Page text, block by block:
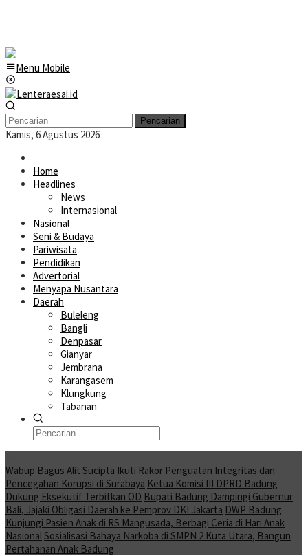
Menu Mobile
Pencarian
Kamis, 6 Agustus 2026
Home
Headlines
News
Internasional
Nasional
Seni & Budaya
Pariwisata
Pendidikan
Advertorial
Menyapa Nusantara
Daerah
Buleleng
Bangli
Denpasar
Gianyar
Jembrana
Karangasem
Klungkung
Tabanan
Wabup Bagus Alit Sucipta Ikuti Rakor Penguatan Integritas dan
Pencegahan Korupsi di Surabaya Ketua Komisi III DPRD Badung
Dukung Eksekutif Terbitkan OD Bupati Badung Dampingi Gubernur
Bali, Jajaki Obligasi Daerah ke Pemprov DKI Jakarta DWP Badung
Kunjungi Pasien Anak di RS Mangusada, Berbagi Ceria di Hari Anak
NasionalSosialisasi Bahaya Narkoba di SMPN 2 Kuta Utara, Bangun
Pertahanan Anak Badung